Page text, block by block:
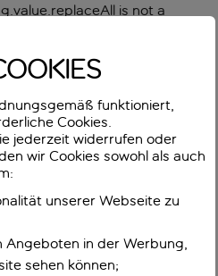
g.value.replaceAll is not a
funktioniert,
Cookies.
jederzeit widerrufen oder
wir Cookies sowohl als auch
unserer Webseite zu
Angeboten in der Werbung,
sehen können;